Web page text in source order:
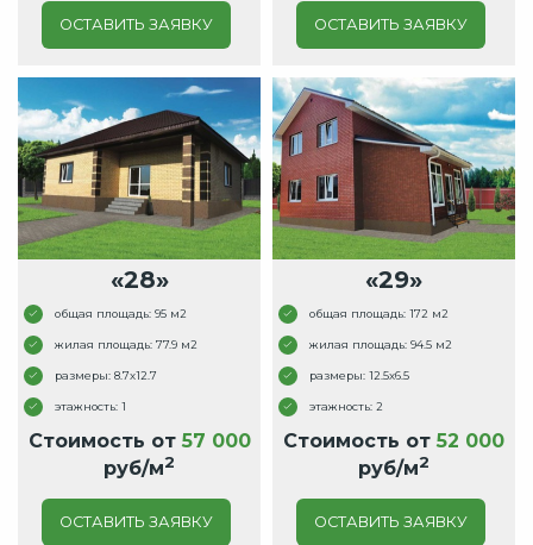
ОСТАВИТЬ ЗАЯВКУ ОСТАВИТЬ ЗАЯВКУ
«28»
общая площадь: 95 м2
жилая площадь: 77.9 м2
размеры: 8.7x12.7
этажность: 1
Стоимость от 57 000
руб/м2
ОСТАВИТЬ ЗАЯВКУ
«29»
общая площадь: 172 м2
жилая площадь: 94.5 м2
размеры: 12.5x6.5
этажность: 2
Стоимость от 52 000
руб/м2
ОСТАВИТЬ ЗАЯВКУ